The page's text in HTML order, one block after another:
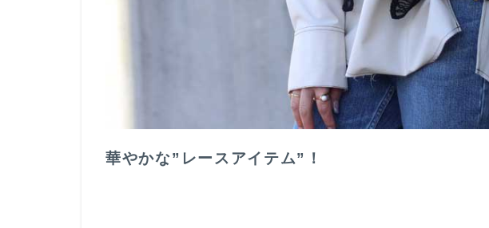
後
華やかな”レースアイテム”！